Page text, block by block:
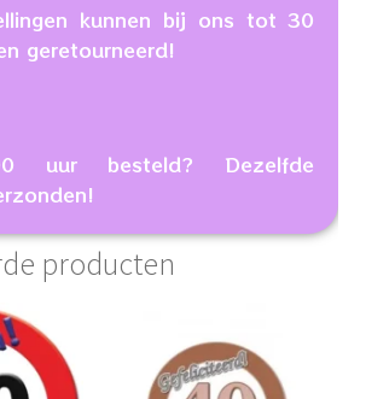
kunnen bij ons tot 30
geretourneerd!
uur besteld? Dezelfde
producten